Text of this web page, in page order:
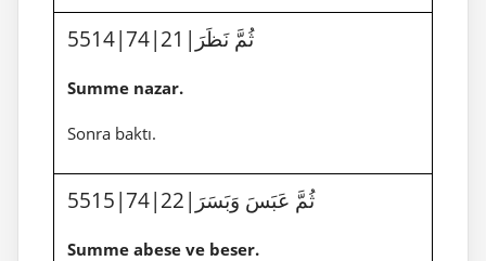
5514|74|21|ثُمَّ نَظَرَ
Summe nazar.
Sonra baktı.
5515|74|22|ثُمَّ عَبَسَ وَبَسَرَ
Summe abese ve beser.